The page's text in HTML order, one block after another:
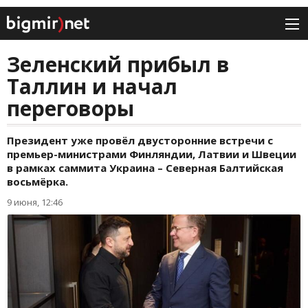
Зеленский прибыл в
Таллин и начал
переговоры
Президент уже провёл двусторонние встречи с
премьер-министрами Финляндии, Латвии и Швеции
в рамках саммита Украина – Северная Балтийская
восьмёрка.
9 июня, 12:46